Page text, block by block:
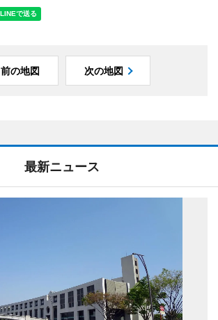
前の地図 次の地図
最新ニュース